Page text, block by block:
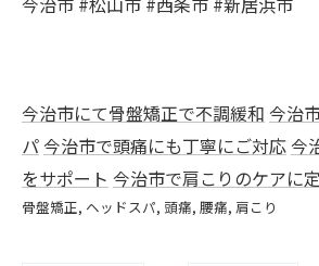
今治市にて骨盤矯正で不調緩和 今治
パ今治市で頭痛にも丁寧にご対応今
をサポート 今治市で肩こりのケアに
骨盤矯正 ヘッドスパ 頭痛 腰痛 肩こり